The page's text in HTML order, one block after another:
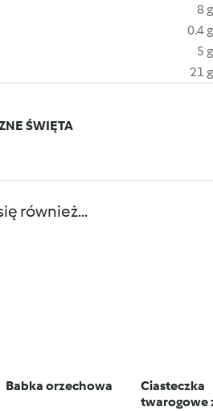
8 g
0.4 g
5 g
21 g
ŚWIĘTA
również...
Babka orzechowa
Ciasteczka
twarogowe